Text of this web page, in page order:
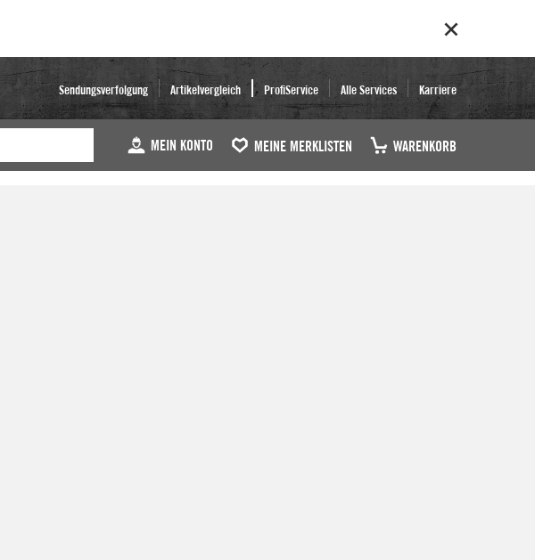
Sendungsverfolgung Artikelvergleich ProfiService Alle Services Karriere
MEIN KONTO MEINE MERKLISTEN WARENKORB